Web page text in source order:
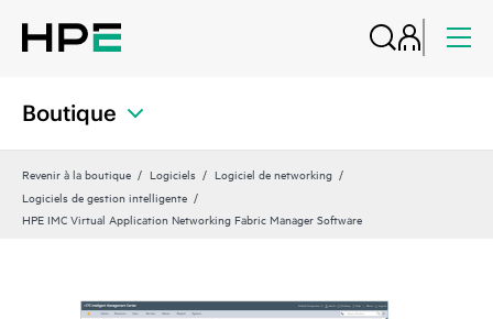
Boutique
Revenir à la boutique Logiciels
Logiciel de networking
Logiciels de gestion intelligente
HPE IMC Virtual Application Networking Fabric Manager Software